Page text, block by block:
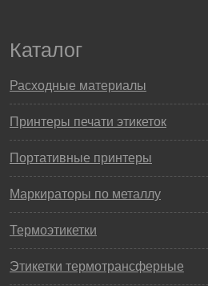
Каталог
Расходные материалы
Принтеры печати этикеток
Портативные принтеры
Маркираторы по металлу
Термоэтикетки
Этикетки термотрансферные